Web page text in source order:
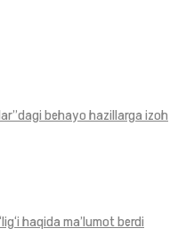
behayo hazillarga izoh
haqida ma’lumot berdi